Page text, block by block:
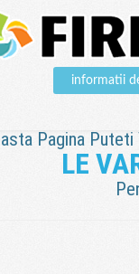
informatii
Pagina
LE